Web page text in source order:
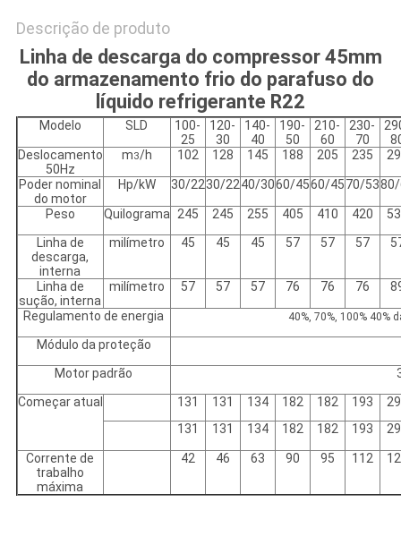
Descrição de produto
Linha de descarga do compressor 45mm
do armazenamento frio do parafuso do
líquido refrigerante R22
Modelo SLD
100-
25
120-
30
140-
40
190-
50
210-
60
230-
70
Deslocamento
50Hz
m3/h 102 128 145 188 205 235
Poder nominal
do motor
Hp/kW 30/2230/2240/3060/4560/4570/53
Peso Quilograma 245 245 255 405 410 420
Linha de
descarga,
interna
milímetro 45 45 45 57 57 57
Linha de
sução, interna
milímetro 57 57 57 76 76 76
Regulamento de energia 40%, 70%, 100%
Módulo da proteção
Motor padrão
Começar atual
131 131 134 182 182 193
131
131 134 182 182 193
Corrente de
trabalho
máxima
42 46 63 90 95 112